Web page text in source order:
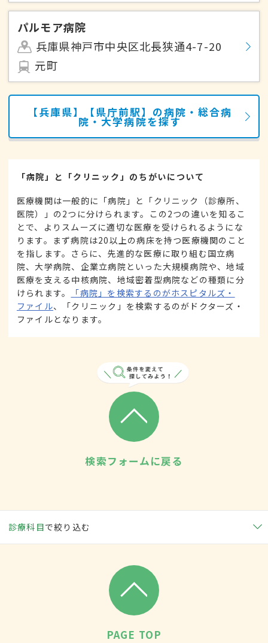
パルモア病院
兵庫県神戸市中央区北長狭通4-7-20
元町
【兵庫県】【県庁前駅】の病院・総合病
院・大学病院を探す
「病院」と「クリニック」のちがいについて
医療機関は一般的に「病院」と「クリニック（診療所、
医院）」の2つに分けられます。この2つの違いを知るこ
とで、よりスムーズに適切な医療を受けられるようにな
ります。まず病院は20以上の病床を持つ医療機関のこと
を指します。さらに、先進的な医療に取り組む国立病
院、大学病院、企業立病院といった大規模病院や、地域
医療を支える中核病院、地域密着型病院などの種類に分
けられます。
「病院」を検索するのがホスピタルズ・
ファイル、「クリニック」を検索するのがドクターズ・
ファイルとなります。
検索フォームに戻る
診療科目で絞り込む
PAGE TOP